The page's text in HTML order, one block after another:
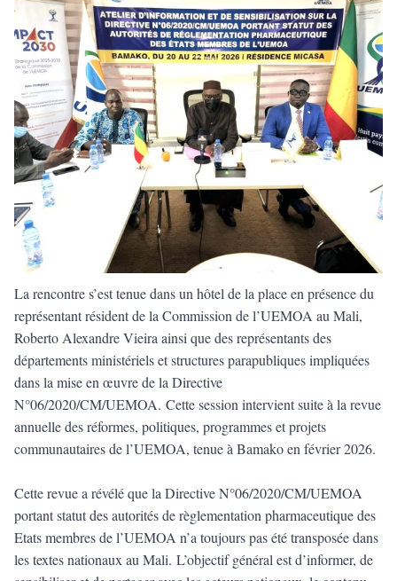
La rencontre s’est tenue dans un hôtel de la place en présence du
représentant résident de la Commission de l’UEMOA au Mali,
Roberto Alexandre Vieira ainsi que des représentants des
départements ministériels et structures parapubliques impliquées
dans la mise en œuvre de la Directive
N°06/2020/CM/UEMOA. Cette session intervient suite à la revue
annuelle des réformes, politiques, programmes et projets
communautaires de l’UEMOA, tenue à Bamako en février 2026.
Cette revue a révélé que la Directive N°06/2020/CM/UEMOA
portant statut des autorités de règlementation pharmaceutique des
Etats membres de l’UEMOA n’a toujours pas été transposée dans
les textes nationaux au Mali. L’objectif général est d’informer, de